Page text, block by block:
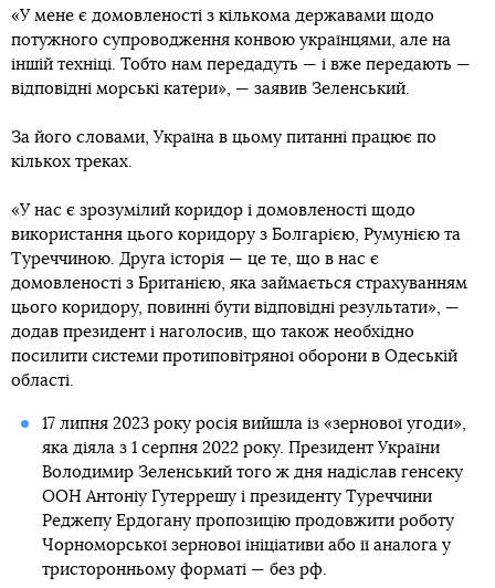
«У мене є домовленості з кількома державами щодо
потужного супроводження конвою українцями, але на
іншій техніці. Тобто нам передадуть — і вже передають —
відповідні морські катери», — заявив Зеленський.
За його словами, Україна в цьому питанні працює по
кількох треках.
«У нас є зрозумілий коридор і домовленості щодо
використання цього коридору з Болгарією, Румунією та
Туреччиною. Друга історія — це те, що в нас є
домовленості з Британією, яка займається страхуванням
цього коридору, повинні бути відповідні результати», —
додав президент і наголосив, що також необхідно
посилити системи протиповітряної оборони в Одеській
області.
17 липня 2023 року росія вийшла із «зернової угоди»,
яка діяла з 1 серпня 2022 року. Президент України
Володимир Зеленський того ж дня надіслав генсеку
ООН Антоніу Гутеррешу і президенту Туреччини
Реджепу Ердогану пропозицію продовжити роботу
Чорноморської зернової ініціативи або її аналога у
тристоронньому форматі — без рф.